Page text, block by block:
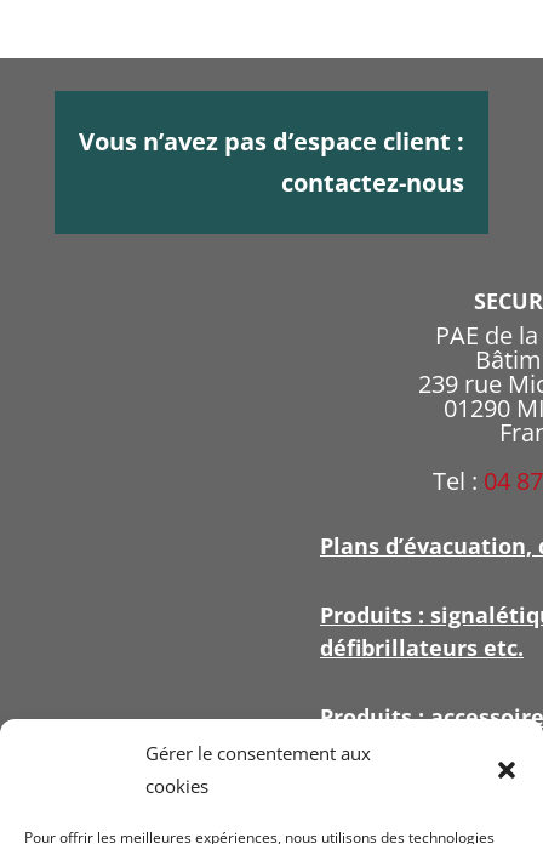
Gérer le consentement aux
cookies
Pour offrir les meilleures expériences, nous utilisons des technologies
Vous n’avez pas d’espace client :
contactez-nous
PAE de
239 rue
01290
Tel : 04
Plans
Produits :
défibrillateurs etc.
Produits :
signalétique